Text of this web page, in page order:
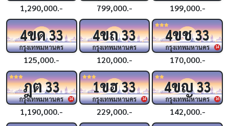
1,290,000.- 799,000.- 199,000.-
4ขด33
กรุงเทพมหานคร
125,000.-
4ขถ33
กรุงเทพมหานคร
120,000.-
14
4ขช33
กรุงเทพมหานคร
170,000.-
14
ฎต33
กรุงเทพมหานคร
1,190,000.-
14
1ขฮ33
กรุงเทพมหานคร
229,000.-
16
4ขญ33
กรุงเทพมหานคร
142,000.-